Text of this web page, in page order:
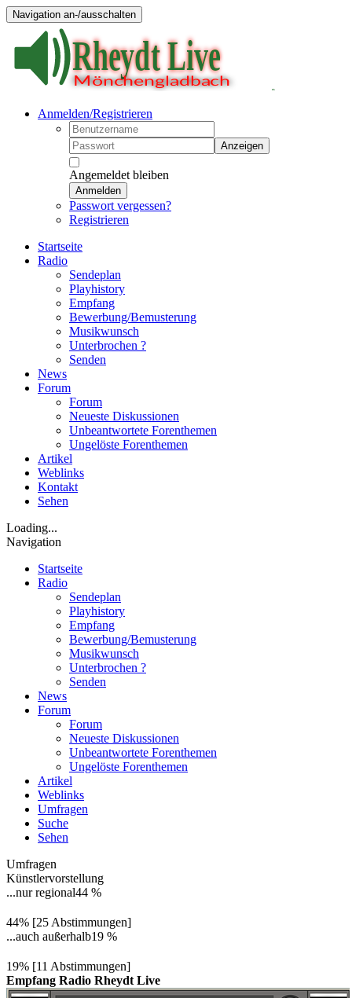
Navigation an-/ausschalten
Anmelden/Registrieren
Anzeigen
Angemeldet bleiben
Anmelden
Passwort vergessen?
Registrieren
Startseite
Radio
Sendeplan
Playhistory
Empfang
Bewerbung/Bemusterung
Musikwunsch
Unterbrochen ?
Senden
News
Forum
Forum
Neueste Diskussionen
Unbeantwortete Forenthemen
Ungelöste Forenthemen
Artikel
Weblinks
Kontakt
Sehen
Loading...
Navigation
Startseite
Radio
Sendeplan
Playhistory
Empfang
Bewerbung/Bemusterung
Musikwunsch
Unterbrochen ?
Senden
News
Forum
Forum
Neueste Diskussionen
Unbeantwortete Forenthemen
Ungelöste Forenthemen
Artikel
Weblinks
Umfragen
Suche
Sehen
Umfragen
Künstlervorstellung
...nur regional44 %
44% [25 Abstimmungen]
...auch außerhalb19 %
19% [11 Abstimmungen]
Empfang Radio Rheydt Live